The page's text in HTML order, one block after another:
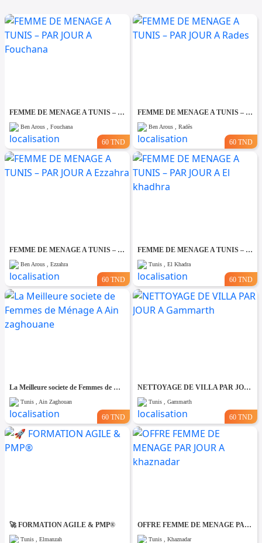
FEMME DE MENAGE A TUNIS – PAR JOUR A Fouchana
Ben Arous , Fouchana
60 TND
FEMME DE MENAGE A TUNIS – PAR JOUR A Rades
Ben Arous , Radès
60 TND
FEMME DE MENAGE A TUNIS – PAR JOUR A Ezzahra
Ben Arous , Ezzahra
60 TND
FEMME DE MENAGE A TUNIS – PAR JOUR A El khadhra
Tunis , El Khadra
60 TND
La Meilleure societe de Femmes de Ménage A Ain zaghouane
Tunis , Ain Zaghouan
60 TND
NETTOYAGE DE VILLA PAR JOUR A Gammarth
Tunis , Gammarth
60 TND
🚀 FORMATION AGILE & PMP®
Tunis , Elmanzah
OFFRE FEMME DE MENAGE PAR JOUR A khaznadar
Tunis , Khaznadar